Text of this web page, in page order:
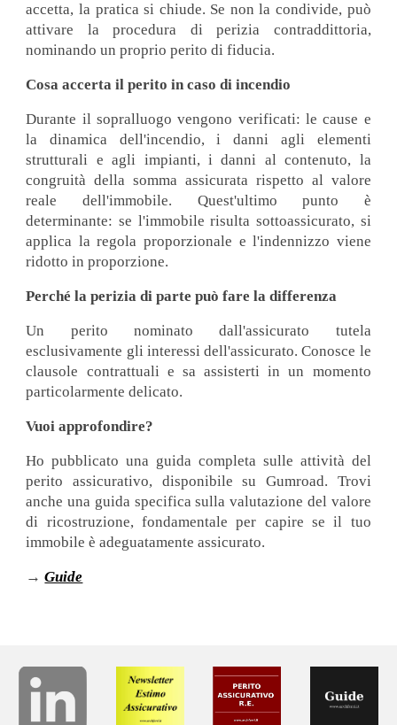
accetta, la pratica si chiude. Se non la condivide, può
attivare la procedura di perizia contraddittoria,
nominando un proprio perito di fiducia.
Cosa accerta il perito in caso di incendio
Durante il sopralluogo vengono verificati: le cause e
la dinamica dell'incendio, i danni agli elementi
strutturali e agli impianti, i danni al contenuto, la
congruità della somma assicurata rispetto al valore
reale dell'immobile. Quest'ultimo punto è
determinante: se l'immobile risulta sottoassicurato, si
applica la regola proporzionale e l'indennizzo viene
ridotto in proporzione.
Perché la perizia di parte può fare la differenza
Un perito nominato dall'assicurato tutela
esclusivamente gli interessi dell'assicurato. Conosce le
clausole contrattuali e sa assisterti in un momento
particolarmente delicato.
Vuoi approfondire?
Ho pubblicato una guida completa sulle attività del
perito assicurativo, disponibile su Gumroad. Trovi
anche una guida specifica sulla valutazione del valore
di ricostruzione, fondamentale per capire se il tuo
immobile è adeguatamente assicurato.
→ Guide